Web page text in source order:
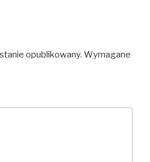
opublikowany. Wymagane